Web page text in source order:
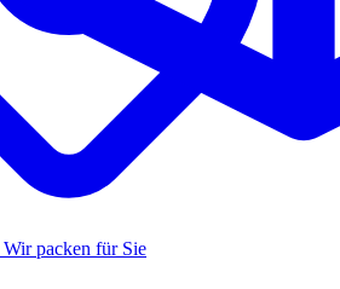
Wir packen für Sie